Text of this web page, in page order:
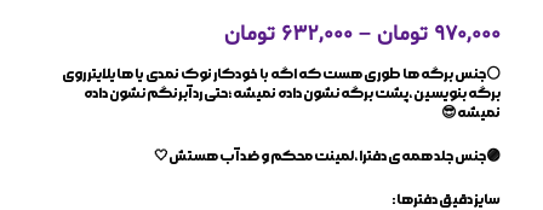
۹۷۰,۰۰۰ تومان – ۶۳۲,۰۰۰ تومان
⚪️جنس برگه ها طوری هست که اگه با خودکار نوک نمدی یا هایلایتر روی
برگه بنویسین،پشت برگه نشون داده نمیشه؛حتی رد آبرنگم نشون داده
نمیشه😎
🟣جنس جلد همه ی دفترا،لمینت محکم و ضد آب هستش🤍
سایز دقیق دفترها: